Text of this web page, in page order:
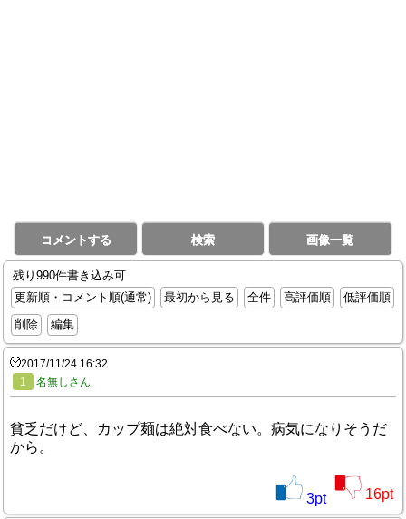
コメントする 検索 画像一覧
残り990件書き込み可
更新順・コメント順(通常)
最初から見る 全件 高評価順
低評価順
削除
編集
2017/11/24 16:32
1
名無しさん
貧乏だけど、カップ麺は絶対食べない。病気になりそうだ
から。
3pt 16pt